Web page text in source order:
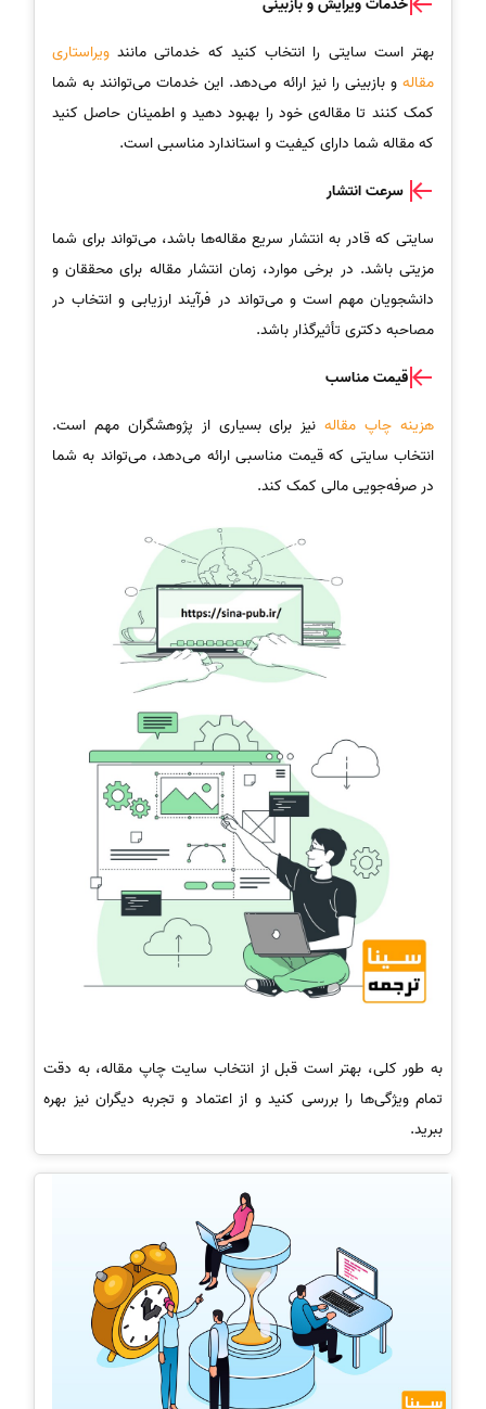
بهتر است سایتی را انتخاب کنید که خدماتی مانند ویراستاری
مقاله و بازبینی را نیز ارائه می‌دهد. این خدمات می‌توانند به شما
کمک کنند تا مقاله‌ی خود را بهبود دهید و اطمینان حاصل کنید
که مقاله شما دارای کیفیت و استاندارد مناسبی است.
سرعت انتشار
سایتی که قادر به انتشار سریع مقاله‌ها باشد، می‌تواند برای شما
مزیتی باشد. در برخی موارد، زمان انتشار مقاله برای محققان و
دانشجویان مهم است و می‌تواند در فرآیند ارزیابی و انتخاب در
مصاحبه دکتری تأثیرگذار باشد.
قیمت مناسب
هزینه‌ چاپ مقاله نیز برای بسیاری از پژوهشگران مهم است.
انتخاب سایتی که قیمت مناسبی ارائه می‌دهد، می‌تواند به شما
در صرفه‌جویی مالی کمک کند.
به طور کلی، بهتر است قبل از انتخاب سایت چاپ مقاله، به دقت
تمام ویژگی‌ها را بررسی کنید و از اعتماد و تجربه دیگران نیز بهره
ببرید.